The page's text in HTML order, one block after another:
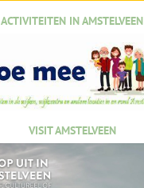
ACTIVITEITEN IN AMSTELVEEN
VISIT AMSTELVEEN